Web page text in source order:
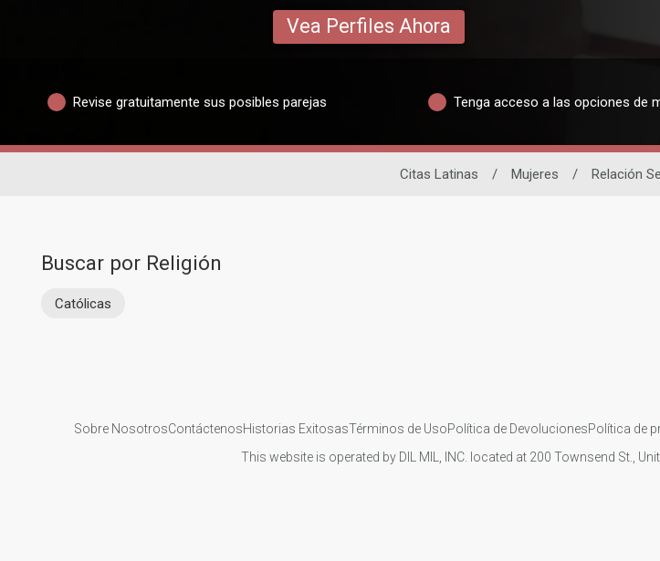
Vea Perfiles Ahora
Revise gratuitamente sus posibles parejas Tenga acceso a las opciones de
Citas Latinas / Mujeres / Relación
Buscar por Religión
Católicas
Sobre NosotrosContáctenosHistorias ExitosasTérminos de UsoPolítica de DevolucionesPolítica de
This website is operated by DIL MIL, INC. located at 200 Townsend St.,